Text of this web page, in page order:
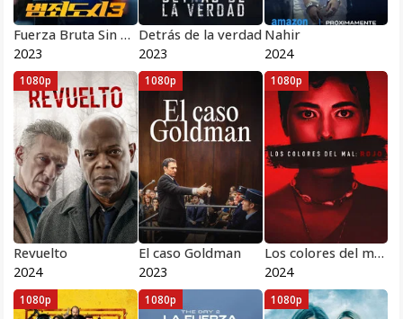
Fuerza Bruta Sin Salida
2023
Detrás de la verdad
2023
Nahir
2024
Revuelto
2024
1080p
El caso Goldman
2023
1080p
Los colores del mal: Rojo
2024
1080p
1080p 1080p 1080p